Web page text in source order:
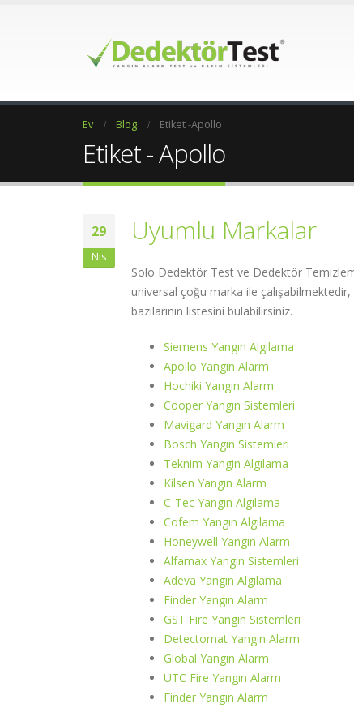
Ev Blog Etiket -Apollo
Etiket - Apollo
29
Nis
Uyumlu Markalar
Solo Dedektör Test ve Dedektör
universal çoğu marka ile
bazılarının listesini bulabilirsiniz.
Siemens Yangın Algılama
Apollo Yangın Alarm
Hochiki Yangın Alarm
Cooper Yangın Sistemleri
Mavigard Yangın Alarm
Bosch Yangın Sistemleri
Teknim Yangin Algılama
Kilsen Yangın Alarm
C-Tec Yangın Algılama
Cofem Yangın Algılama
Honeywell Yangın Alarm
Alfamax Yangın Sistemleri
Adeva Yangın Algılama
Finder Yangın Alarm
GST Fire Yangın Sistemleri
Detectomat Yangın Alarm
Global Yangın Alarm
UTC Fire Yangın Alarm
Finder Yangın Alarm